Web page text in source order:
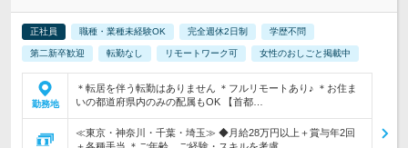
正社員 職種・業種未経験OK 完全週休2日制 学歴不問
第二新卒歓迎 転勤なし リモートワーク可 女性のおしごと掲載中
勤務地
＊転居を伴う転勤はありません ＊フルリモートあり♪ ＊お住ま
いの都道府県内のみの配属もOK 【首都…
≪東京・神奈川・千葉・埼玉≫ ◆月給28万円以上＋賞与年2回